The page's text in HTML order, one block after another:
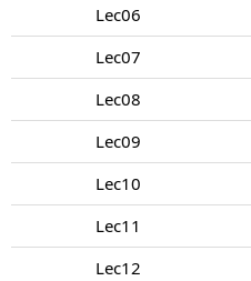
Lec06
Lec07
Lec08
Lec09
Lec10
Lec11
Lec12